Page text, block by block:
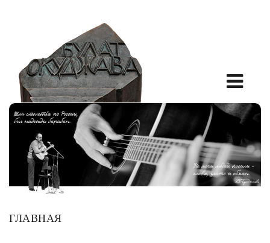
ГЛАВНАЯ